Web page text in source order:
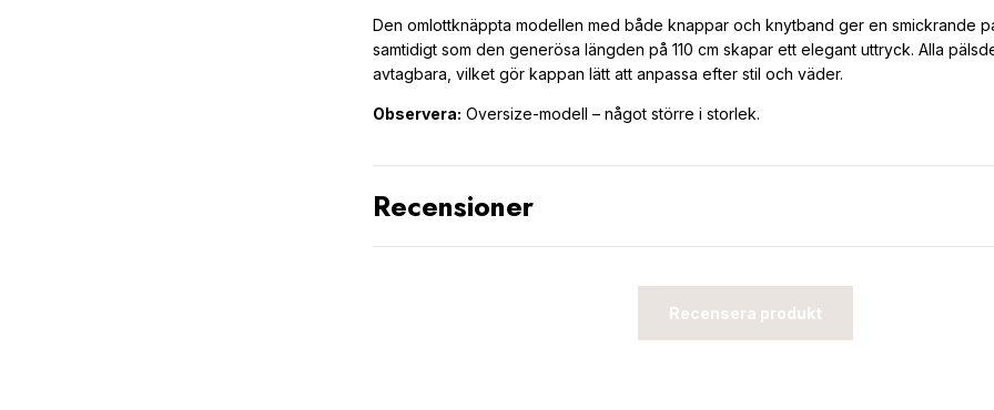
Den omlottknäppta modellen med både knappar och knytband ger en smickrande
samtidigt som den generösa längden på 110 cm skapar ett elegant uttryck. Alla
avtagbara, vilket gör kappan lätt att anpassa efter stil och väder.
Observera: Oversize-modell – något större i storlek.
Recensioner
Recensera produkt